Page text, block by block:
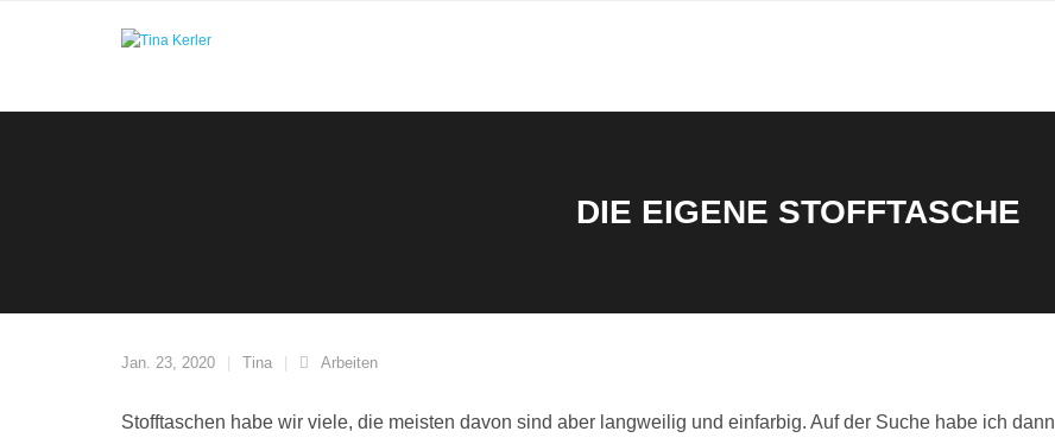
DIE EIGENE STOFFTASCHE
Jan. 23, 2020 Tina Arbeiten
Stofftaschen habe wir viele, die meisten davon sind aber langweilig und einfarbig. Auf der Suche habe ich dann